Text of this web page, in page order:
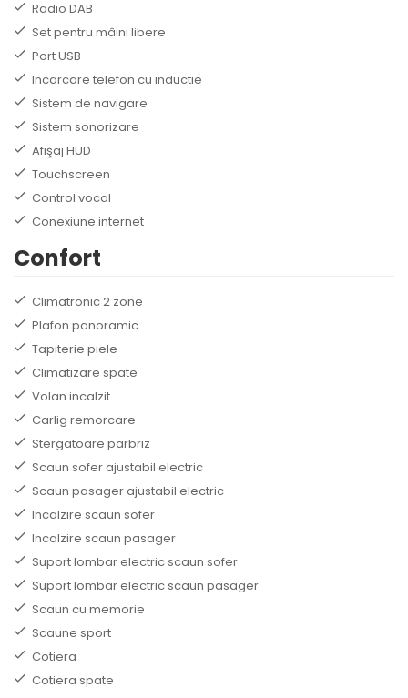
Radio DAB
Set pentru mâini libere
Port USB
Incarcare telefon cu inductie
Sistem de navigare
Sistem sonorizare
Afişaj HUD
Touchscreen
Control vocal
Conexiune internet
Confort
Climatronic 2 zone
Plafon panoramic
Tapiterie piele
Climatizare spate
Volan incalzit
Carlig remorcare
Stergatoare parbriz
Scaun sofer ajustabil electric
Scaun pasager ajustabil electric
Incalzire scaun sofer
Incalzire scaun pasager
Suport lombar electric scaun sofer
Suport lombar electric scaun pasager
Scaun cu memorie
Scaune sport
Cotiera
Cotiera spate